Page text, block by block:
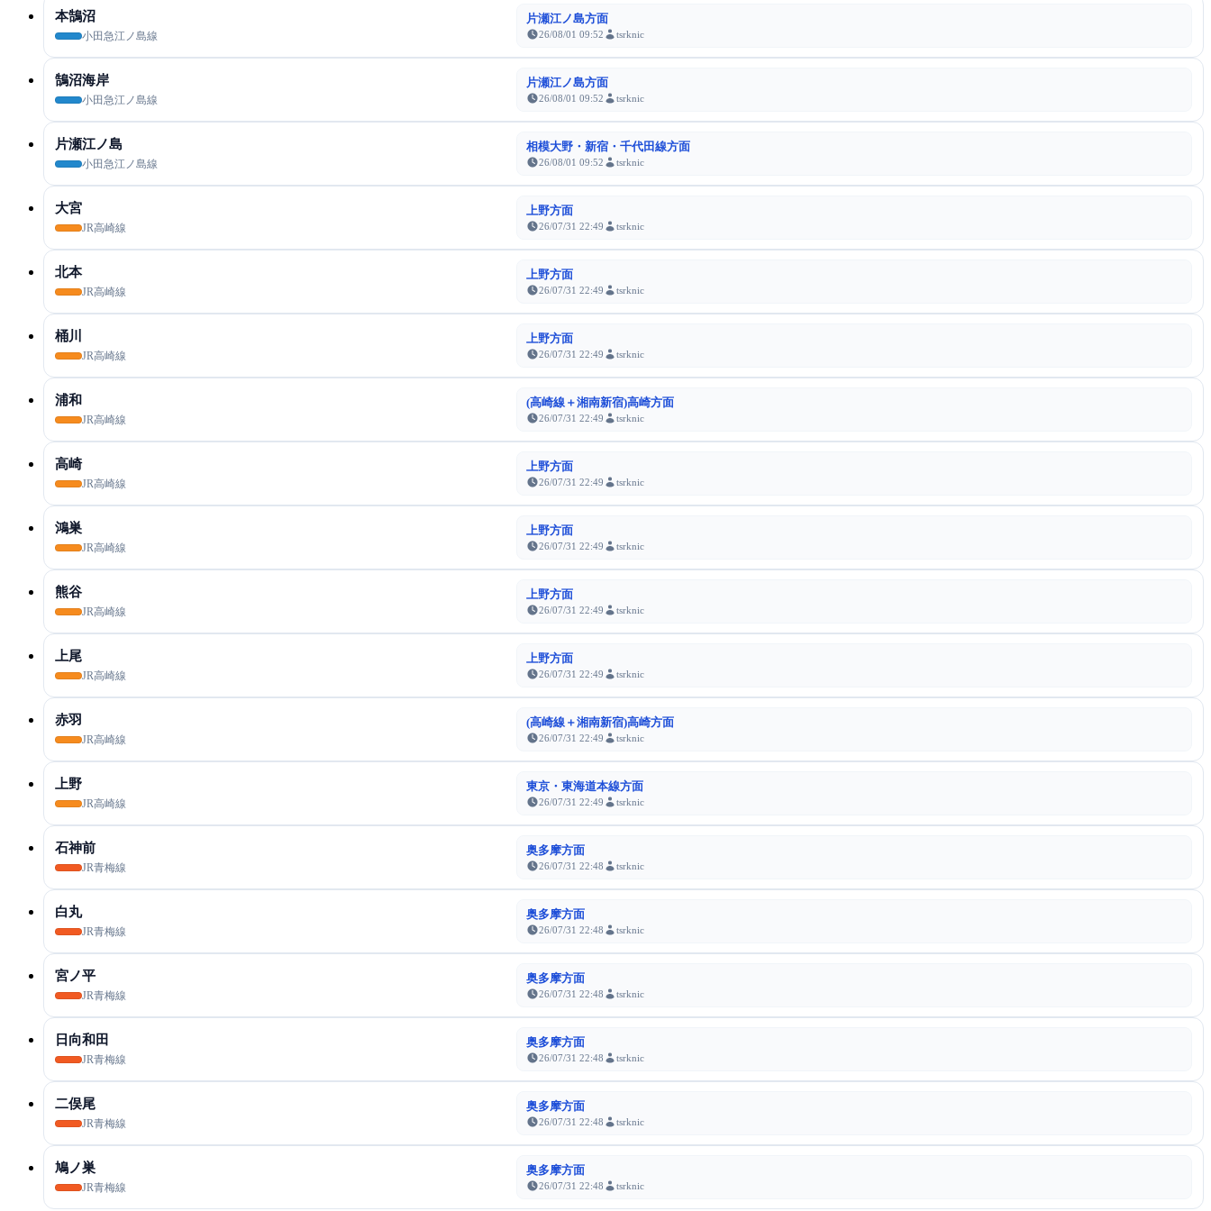
本鵠沼
小田急江ノ島線
片瀬江ノ島方面
26/08/01 09:52 tsrknic
鵠沼海岸
小田急江ノ島線
片瀬江ノ島方面
26/08/01 09:52 tsrknic
片瀬江ノ島
小田急江ノ島線
相模大野・新宿・千代田線方面
26/08/01 09:52 tsrknic
大宮
JR高崎線
上野方面
26/07/31 22:49 tsrknic
北本
JR高崎線
上野方面
26/07/31 22:49 tsrknic
桶川
JR高崎線
上野方面
26/07/31 22:49 tsrknic
浦和
JR高崎線
(高崎線＋湘南新宿)高崎方面
26/07/31 22:49 tsrknic
高崎
JR高崎線
上野方面
26/07/31 22:49 tsrknic
鴻巣
JR高崎線
上野方面
26/07/31 22:49 tsrknic
熊谷
JR高崎線
上野方面
26/07/31 22:49 tsrknic
上尾
JR高崎線
上野方面
26/07/31 22:49 tsrknic
赤羽
JR高崎線
(高崎線＋湘南新宿)高崎方面
26/07/31 22:49 tsrknic
上野
JR高崎線
東京・東海道本線方面
26/07/31 22:49 tsrknic
石神前
JR青梅線
奥多摩方面
26/07/31 22:48 tsrknic
白丸
JR青梅線
奥多摩方面
26/07/31 22:48 tsrknic
宮ノ平
JR青梅線
奥多摩方面
26/07/31 22:48 tsrknic
日向和田
JR青梅線
奥多摩方面
26/07/31 22:48 tsrknic
二俣尾
JR青梅線
奥多摩方面
26/07/31 22:48 tsrknic
鳩ノ巣
JR青梅線
奥多摩方面
26/07/31 22:48 tsrknic